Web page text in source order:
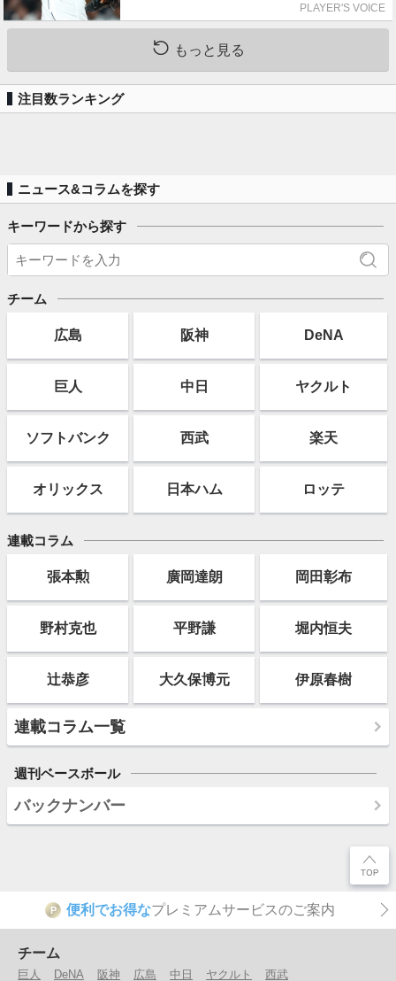
PLAYER'S VOICE
もっと見る
注目数ランキング
ニュース&コラムを探す
キーワードから探す
チーム
広島 阪神 DeNA
巨人 中日 ヤクルト
ソフトバンク 西武 楽天
オリックス 日本ハム ロッテ
連載コラム
張本勲 廣岡達朗 岡田彰布
野村克也 平野謙 堀内恒夫
辻恭彦 大久保博元 伊原春樹
連載コラム一覧
週刊ベースボール
バックナンバー
P 便利でお得なプレミアムサービスのご案内
チーム
巨人 DeNA 阪神 広島 中日 ヤクルト 西武